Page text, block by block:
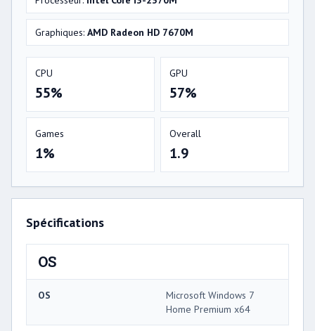
Graphiques: AMD Radeon HD 7670M
CPU
55%
GPU
57%
Games
1%
Overall
1.9
Spécifications
OS
OS
Microsoft Windows 7
Home Premium x64